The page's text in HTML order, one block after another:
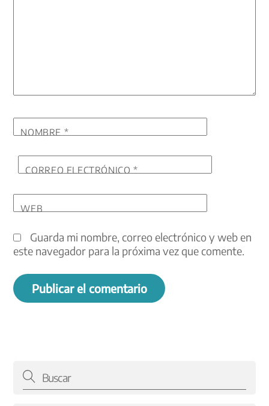
NOMBRE *
CORREO ELECTRÓNICO*
WEB
Guarda mi nombre, correo electrónico y web en
este navegador para la próxima vez que comente.